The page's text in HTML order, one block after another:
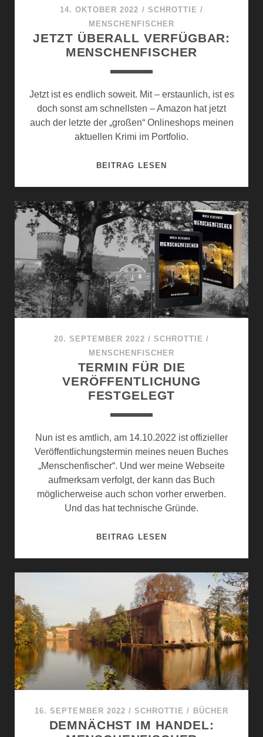
?
E
I
N
E
E
14. OKTOBER 2022 / SCHROTTIE /
MENSCHENFISCHER
JETZT ÜBERALL VERFÜGBAR:
MENSCHENFISCHER
Jetzt ist es endlich soweit. Mit – erstaunlich, ist es
doch sonst am schnellsten – Amazon hat jetzt
auch der letzte der „großen“ Onlineshops meinen
aktuellen Krimi im Portfolio.
BEITRAG LESEN
Z
T
Ü
B
E
R
A
L
L
V
E
R
F
Ü
A
E
N
E
N
F
I
S
C
H
20. SEPTEMBER 2022 / SCHROTTIE /
MENSCHENFISCHER
TERMIN FÜR DIE
VERÖFFENTLICHUNG
FESTGELEGT
Nun ist es amtlich, am 14.10.2022 ist offizieller
Veröffentlichungstermin meines neuen Buches
„Menschenfischer“. Und wer meine Webseite
aufmerksam verfolgt, der kann das Buch
möglicherweise auch schon vorher erwerben.
Und das hat technische Gründe.
BEITRAG LESEN
M
I
N
F
Ü
R
I
E
V
E
R
16. SEPTEMBER 2022 /SCHROTTIE / BÜCHER
DEMNÄCHST IM HANDEL: